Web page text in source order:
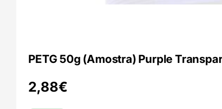
PETG 50g (Amostra) Purple
2,88€